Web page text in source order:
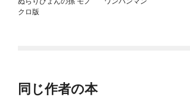
クロ版
同じ作者の本